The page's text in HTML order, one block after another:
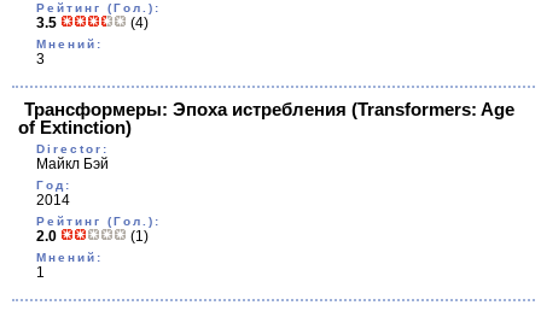
Рейтинг (Гол.):
3.5 (4)
Мнений:
3
Трансформеры: Эпоха истребления (Transformers: Age
of Extinction)
Director:
Майкл Бэй
Год:
2014
Рейтинг (Гол.):
2.0 (1)
Мнений:
1